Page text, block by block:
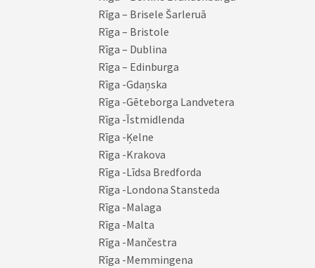
Rīga – Brisele Šarleruā
Rīga – Bristole
Rīga – Dublina
Rīga – Edinburga
Rīga -Gdaņska
Rīga -Gēteborga Landvetera
Rīga -Īstmidlenda
Rīga -Ķelne
Rīga -Krakova
Rīga -Līdsa Bredforda
Rīga -Londona Stansteda
Rīga -Malaga
Rīga -Malta
Rīga -Mančestra
Rīga -Memmingena